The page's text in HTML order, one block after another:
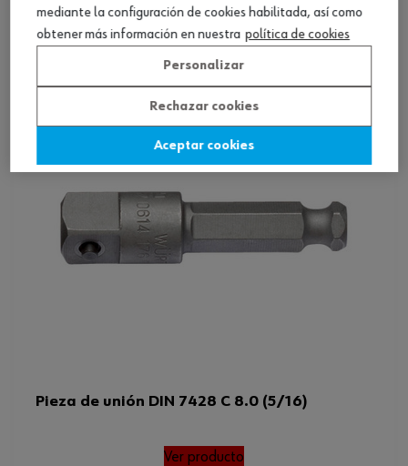
Ver producto
Pieza de unión DIN 7428 C 8.0 (5/16)
Ver producto
mediante la configuración de cookies habilitada, así como
obtener más información en nuestra política de cookies
Personalizar
Rechazar cookies
Aceptar cookies